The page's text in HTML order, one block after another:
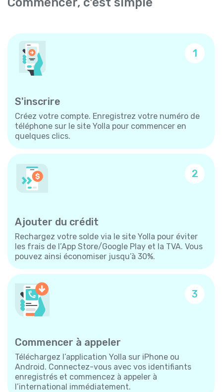
1
S'inscrire
Créez votre compte. Enregistrez votre numéro de
téléphone sur le site Yolla pour commencer en
quelques clics.
2
Ajouter du crédit
Rechargez votre solde via le site Yolla pour éviter
les frais de l’App Store/Google Play et la TVA. Vous
pouvez ainsi économiser jusqu’à 30%.
3
Commencer à appeler
Téléchargez l’application Yolla sur iPhone ou
Android. Connectez-vous avec vos identifiants
enregistrés et commencez à appeler à
l’international immédiatement.